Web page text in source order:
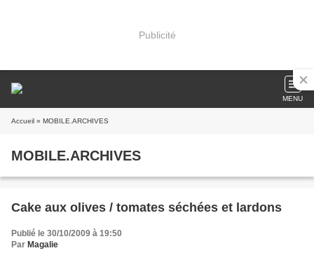
Publicité
MENU
Accueil » MOBILE.ARCHIVES
MOBILE.ARCHIVES
Cake aux olives / tomates séchées et lardons
Publié le 30/10/2009 à 19:50
Par Magalie